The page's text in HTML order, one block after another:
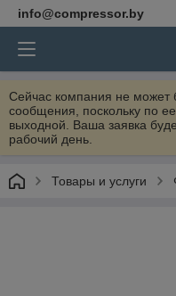
info@compressor.by
Сейчас компания не может
сообщения, поскольку по
выходной. Ваша заявка
рабочий день.
Товары и услуги